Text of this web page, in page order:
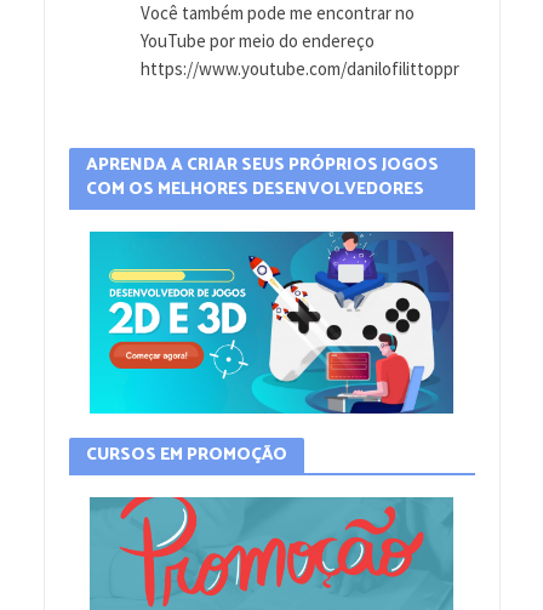
Você também pode me encontrar no
YouTube por meio do endereço
https://www.youtube.com/danilofilittoppr
APRENDA A CRIAR SEUS PRÓPRIOS JOGOS
COM OS MELHORES DESENVOLVEDORES
CURSOS EM PROMOÇÃO